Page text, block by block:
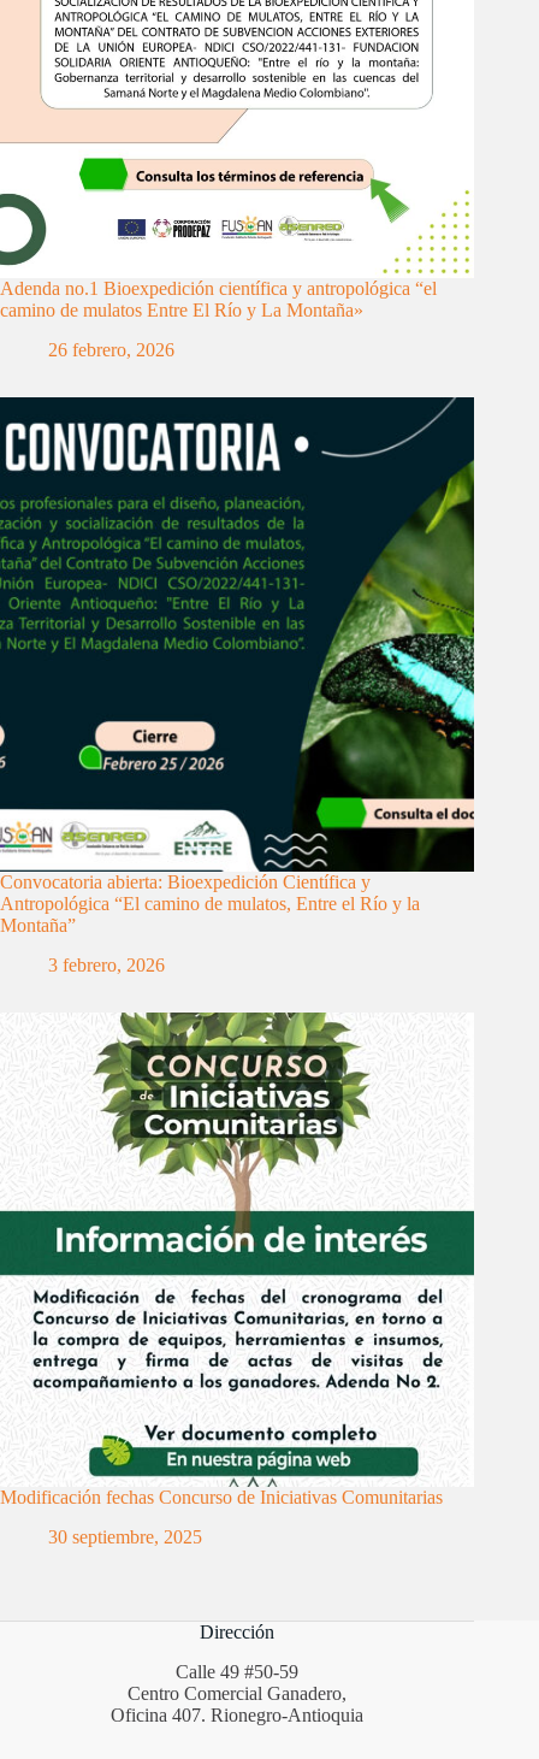
Adenda no.1 Bioexpedición científica y antropológica “el
camino de mulatos Entre El Río y La Montaña»
26 febrero, 2026
Convocatoria abierta: Bioexpedición Científica y
Antropológica “El camino de mulatos, Entre el Río y la
Montaña”
3 febrero, 2026
Modificación fechas Concurso de Iniciativas Comunitarias
30 septiembre, 2025
Dirección
Calle 49 #50-59
Centro Comercial Ganadero,
Oficina 407. Rionegro-Antioquia